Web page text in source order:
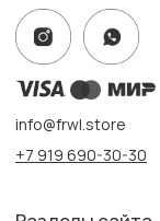
Информация
Политика
Публичная оферта
Создание сайта